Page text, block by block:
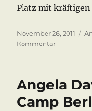
Platz mit kräftigen
Veröffentlicht
am
November 26, 2011
Kommentarzu
Angela
Camp